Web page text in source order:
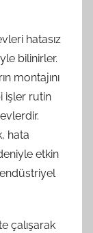
hatasız
bilinirler.
montajını
işler rutin
hata
etkin
çalışarak